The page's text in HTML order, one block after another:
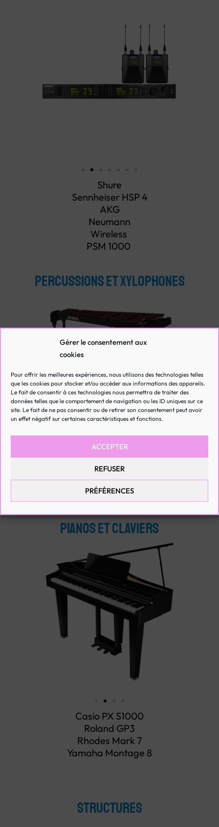
Gérer le consentement aux
cookies
Pour offrir les meilleures expériences, nous utilisons des technologies telles
que les cookies pour stocker et/ou accéder aux informations des appareils.
Le fait de consentir à ces technologies nous permettra de traiter des
données telles que le comportement de navigation ou les ID uniques sur ce
site. Le fait de ne pas consentir ou de retirer son consentement peut avoir
un effet négatif sur certaines caractéristiques et fonctions.
ACCEPTER
REFUSER
PRÉFÉRENCES
Shure
Sennheiser HSP 4
AKG
Neumann
Wireless
PSM 1000
PERCUSSIONS ET XYLOPHONES
Glockenspiel THTG2.5
Xylophone 3 Octaves 1/2 FA4 à DO 8
Gretsch kit complet
PIANOS ET CLAVIERS
Casio PX S1000
Roland GP3
Rhodes Mark 7
Yamaha Montage 8
structures